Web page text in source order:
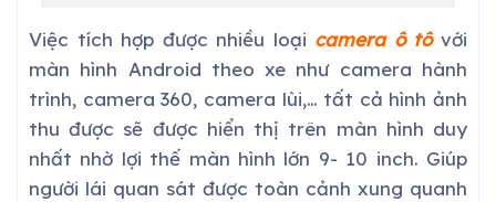
Việc tích hợp được nhiều loại camera ô tôvới
màn hình Android theo xe như camera hành
trình, camera 360, camera lùi,… tất cả hình ảnh
thu được sẽ được hiển thị trên màn hình duy
nhất nhờ lợi thế màn hình lớn 9- 10 inch. Giúp
người lái quan sát được toàn cảnh xung quanh